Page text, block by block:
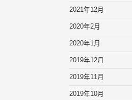
2021年12月
2020年2月
2020年1月
2019年12月
2019年11月
2019年10月